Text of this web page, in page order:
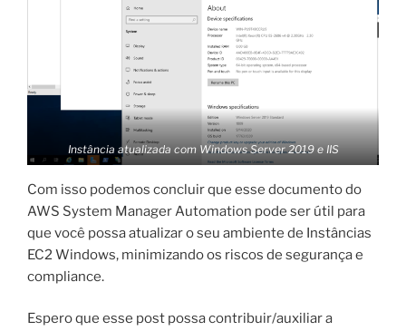
Instância atualizada com Windows Server 2019 e IIS
Com isso podemos concluir que esse documento do
AWS System Manager Automation pode ser útil para
que você possa atualizar o seu ambiente de Instâncias
EC2 Windows, minimizando os riscos de segurança e
compliance.
Espero que esse post possa contribuir/auxiliar a